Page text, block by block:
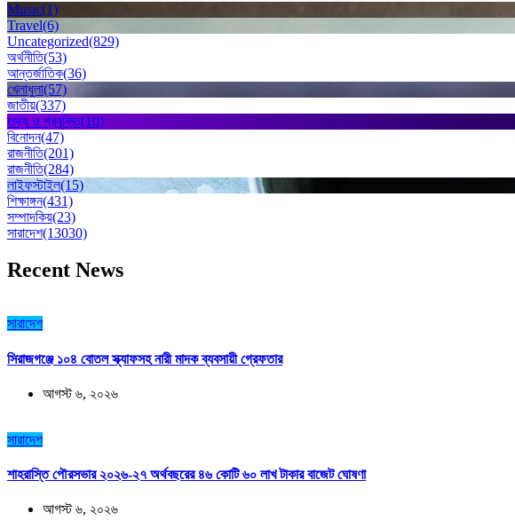
Music(1)
Travel(6)
Uncategorized(829)
অর্থনীতি(53)
আন্তর্জাতিক(36)
খেলাধুলা(57)
জাতীয়(337)
তথ্য ও প্রযুক্তি(10)
বিনোদন(47)
রাজনীতি(201)
রাজনীতি(284)
লাইফস্টাইল(15)
শিক্ষাঙ্গন(431)
সম্পাদকিয়(23)
সারাদেশ(13030)
Recent News
সারাদেশ
সিরাজগঞ্জে ১০৪ বোতল স্ক্যাফসহ নারী মাদক ব্যবসায়ী গ্রেফতার
আগস্ট ৬, ২০২৬
সারাদেশ
শাহরাস্তি পৌরসভার ২০২৬-২৭ অর্থবছরের ৪৬ কোটি ৬০ লাখ টাকার বাজেট ঘোষণা
আগস্ট ৬, ২০২৬